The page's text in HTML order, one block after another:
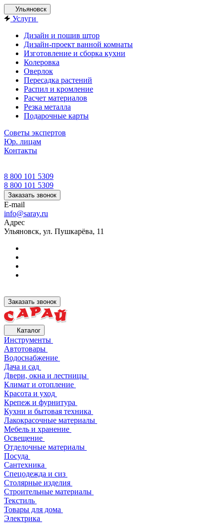
Ульяновск
Услуги
Дизайн и пошив штор
Дизайн-проект ванной комнаты
Изготовление и сборка кухни
Колеровка
Оверлок
Пересадка растений
Распил и кромление
Расчет материалов
Резка металла
Подарочные карты
Советы экспертов
Юр. лицам
Контакты
8 800 101 5309
8 800 101 5309
Заказать звонок
E-mail
info@saray.ru
Адрес
Ульяновск, ул. Пушкарёва, 11
Заказать звонок
Каталог
Инструменты
Автотовары
Водоснабжение
Дача и сад
Двери, окна и лестницы
Климат и отопление
Красота и уход
Крепеж и фурнитура
Кухни и бытовая техника
Лакокрасочные материалы
Мебель и хранение
Освещение
Отделочные материалы
Посуда
Сантехника
Спецодежда и сиз
Столярные изделия
Строительные материалы
Текстиль
Товары для дома
Электрика